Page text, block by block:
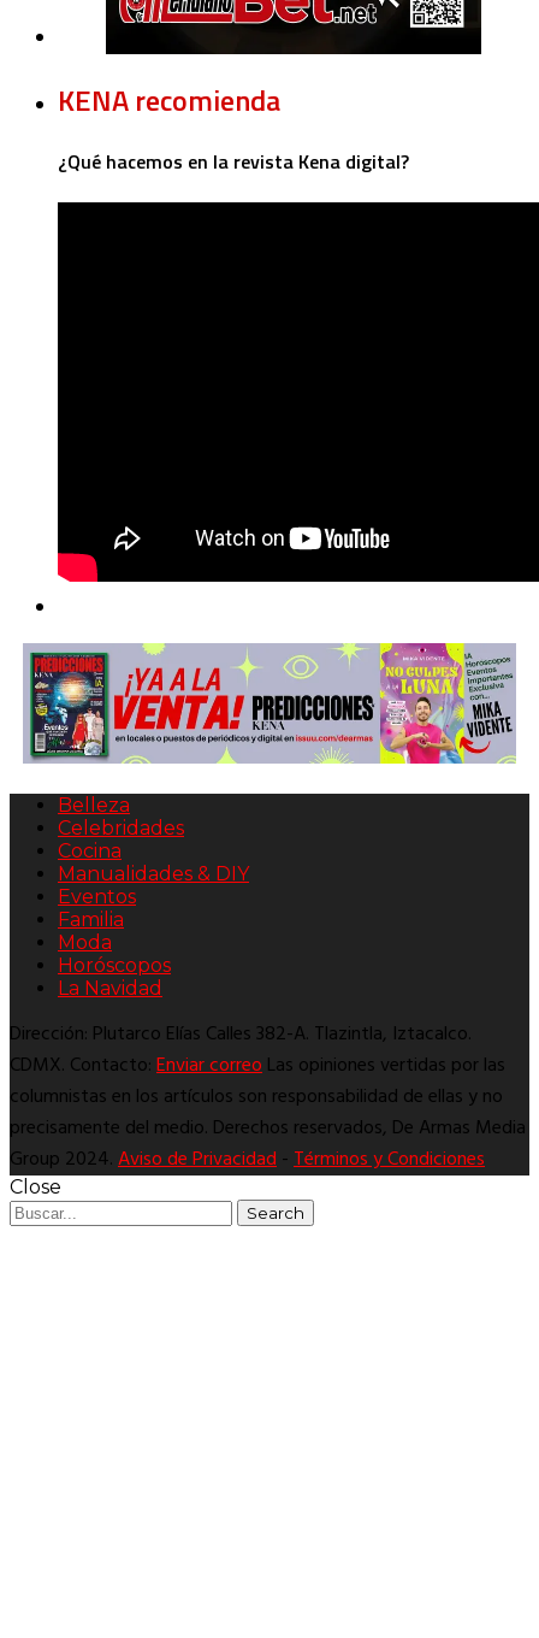
KENA recomienda
¿Qué hacemos en la revista Kena digital?
Belleza
Celebridades
Cocina
Manualidades & DIY
Eventos
Familia
Moda
Horóscopos
La Navidad
Dirección: Plutarco Elías Calles 382-A. Tlazintla, Iztacalco.
CDMX. Contacto:Enviar correoLas opiniones vertidas por las
columnistas en los artículos son responsabilidad de ellas y no
precisamente del medio. Derechos reservados, De Armas Media
Group 2024.Aviso de Privacidad-Términos y Condiciones
Close